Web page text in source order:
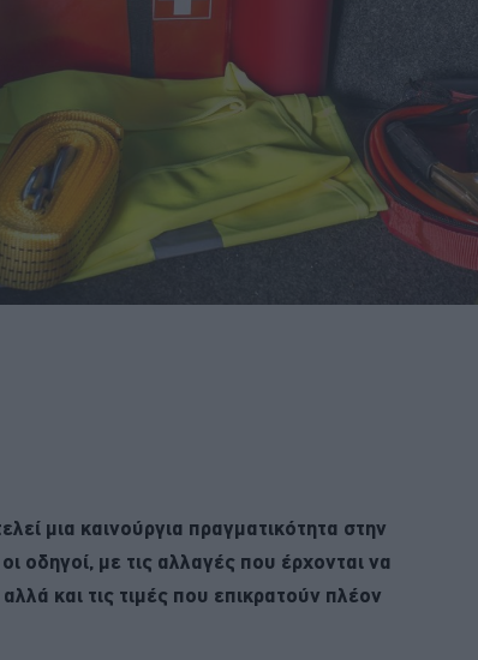
μια καινούργια πραγματικότητα στην
οδηγοί, με τις αλλαγές που έρχονται να
και τις τιμές που επικρατούν πλέον